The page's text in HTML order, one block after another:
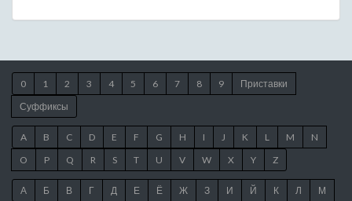
0 1 2 3 4 5 6 7 8 9
Приставки
Суффиксы
A B C D E F G H I J K L M
N
O
P Q R S T U V W X Y Z
А Б В Г Д Е Ё Ж З И Й К Л М